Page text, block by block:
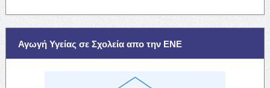
Αγωγή Υγείας σε Σχολεία απο την ΕΝΕ